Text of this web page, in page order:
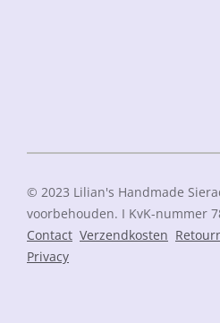
© 2023 Lilian's Handmade
voorbehouden. I KvK-nummer
Contact Verzendkosten
Privacy